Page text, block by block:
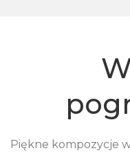
Piękne kompozycje